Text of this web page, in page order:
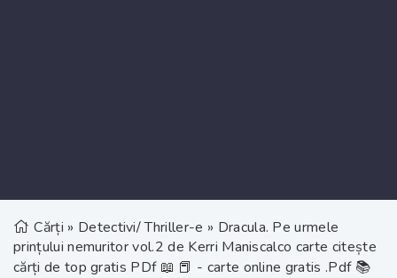
Cărți » Detectivi/ Thriller-e » Dracula. Pe urmele
prințului nemuritor vol.2 de Kerri Maniscalco carte citește
cărți de top gratis PDf 📖 📕 - carte online gratis .Pdf 📚